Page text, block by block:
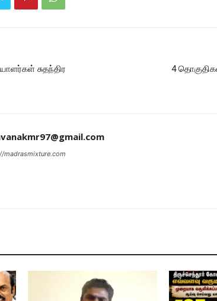
சுதந்திர
4
madrasmixture.com